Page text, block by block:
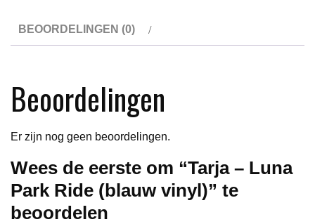
BEOORDELINGEN (0)
Beoordelingen
Er zijn nog geen beoordelingen.
Wees de eerste om “Tarja – Luna
Park Ride (blauw vinyl)” te
beoordelen